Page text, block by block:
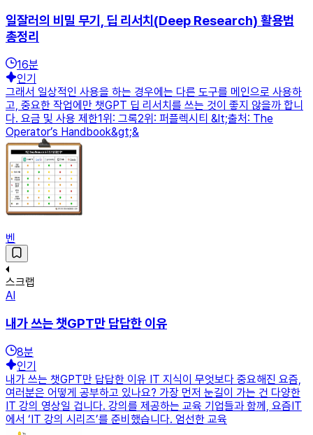
일잘러의 비밀 무기, 딥 리서치(Deep Research) 활용법
총정리
16분
인기
그래서 일상적인 사용을 하는 경우에는 다른 도구를 메인으로 사용하
고, 중요한 작업에만 챗GPT 딥 리서치를 쓰는 것이 좋지 않을까 합니
다. 요금 및 사용 제한1위: 그록2위: 퍼플렉시티 &lt;출처: The
Operator’s Handbook&gt;&
벤
스크랩
AI
내가 쓰는 챗GPT만 답답한 이유
8분
인기
내가 쓰는 챗GPT만 답답한 이유 IT 지식이 무엇보다 중요해진 요즘,
여러분은 어떻게 공부하고 있나요? 가장 먼저 눈길이 가는 건 다양한
IT 강의 영상일 겁니다. 강의를 제공하는 교육 기업들과 함께, 요즘IT
에서 ‘IT 강의 시리즈’를 준비했습니다. 엄선한 교육